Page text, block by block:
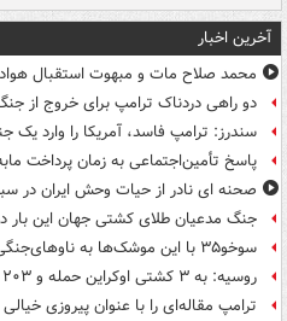
آخرین اخبار
محمد صلاح مات و مبهوت استقبال
دو راهی دردناک ترامپ برای خروج از
سندرز: ترامپ فاسد، آمریکا را وارد یک
پاسخ تأمین‌اجتماعی به زمان پرداخت
صحنه ای نادر از حیات وحش ایران در
جنگ مدعیان طلای کشتی جهان این بار
سوخو۳۵ با این موشک‌ها به ناوهای‌جنگی حمله می‌کند
روسیه: به ۳ کشتی اوکراین حمله و ۲۰۳ پهپاد را سرنگون کردیم
ترامپ مقاله‌ای را با عنوان پیروزی